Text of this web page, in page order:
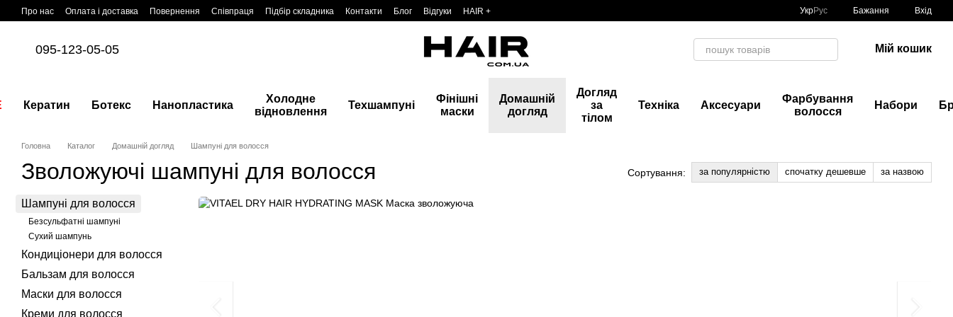
Перейти до основного контенту
Про нас Оплата і доставка Повернення Співпраця Підбір складника Контакти Блог Відгуки HAIR + УкрРус Бажання Вхід
095-123-05-05 Мій кошик
Кератин Ботекс Нанопластика
Холодне
відновлення
Техшампуні
Фінішні
маски
Домашній
догляд
Догляд
за
тілом
Техніка Аксесуари
Фарбування
волосся
Набори
Головна Каталог Домашній догляд Шампуні для волосся
Зволожуючі шампуні для волосся Сортування: за популярністю спочатку дешевше за назвою
Шампуні для волосся
Безсульфатні шампуні
Сухий шампунь
Кондиціонери для волосся
Бальзам для волосся
Маски для волосся
Креми для волосся